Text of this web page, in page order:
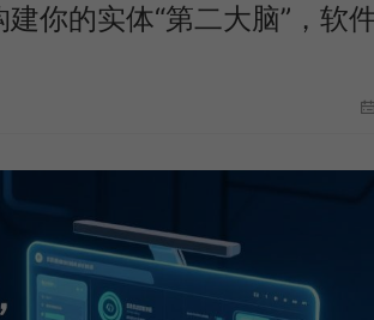
你的实体“第二大脑”，软